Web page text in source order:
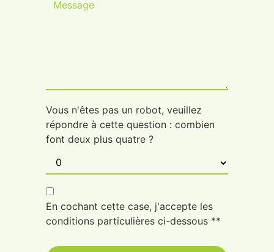
Vous n'êtes pas un robot, veuillez
répondre à cette question : combien
font deux plus quatre ?
En cochant cette case, j'accepte les
conditions particulières ci-dessous **